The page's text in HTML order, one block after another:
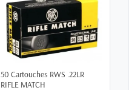
50 Cartouches RWS .22LR
RIFLE MATCH